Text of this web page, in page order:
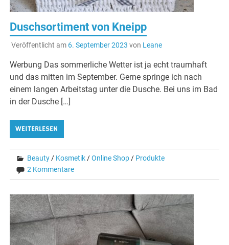
Duschsortiment von Kneipp
Veröffentlicht am 6. September 2023 von Leane
Werbung Das sommerliche Wetter ist ja echt traumhaft
und das mitten im September. Gerne springe ich nach
einem langen Arbeitstag unter die Dusche. Bei uns im Bad
in der Dusche […]
WEITERLESEN
Beauty / Kosmetik /Online Shop / Produkte
2 Kommentare